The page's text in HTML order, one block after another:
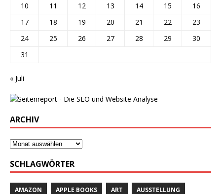
10
11 12 13 14 15
16
17
18 19 20 21 22
23
24
25 26 27 28 29
30
31
« Juli
ARCHIV
SCHLAGWÖRTER
AMAZON APPLE BOOKS ART AUSSTELLUNG